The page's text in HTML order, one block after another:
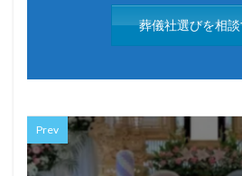
葬儀社選びを相
Prev